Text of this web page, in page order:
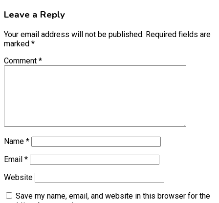
Leave a Reply
Your email address will not be published. Required fields are
marked *
Comment *
Name *
Email *
Website
Save my name, email, and website in this browser for the